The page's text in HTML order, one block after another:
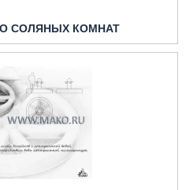
СОЛЯНЫХ КОМНАТ